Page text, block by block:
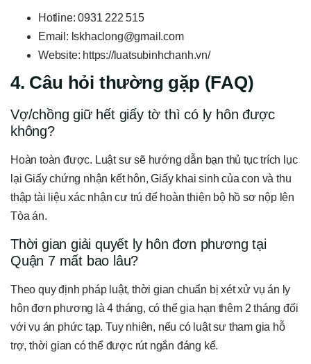
Hotline: 0931 222 515
Email: lskhaclong@gmail.com
Website: https://luatsubinhchanh.vn/
4. Câu hỏi thường gặp (FAQ)
Vợ/chồng giữ hết giấy tờ thì có ly hôn được
không?
Hoàn toàn được. Luật sư sẽ hướng dẫn bạn thủ tục trích lục
lại Giấy chứng nhận kết hôn, Giấy khai sinh của con và thu
thập tài liệu xác nhận cư trú để hoàn thiện bộ hồ sơ nộp lên
Tòa án.
Thời gian giải quyết ly hôn đơn phương tại
Quận 7 mất bao lâu?
Theo quy định pháp luật, thời gian chuẩn bị xét xử vụ án ly
hôn đơn phương là 4 tháng, có thể gia hạn thêm 2 tháng đối
với vụ án phức tạp. Tuy nhiên, nếu có luật sư tham gia hỗ
trợ, thời gian có thể được rút ngắn đáng kể.